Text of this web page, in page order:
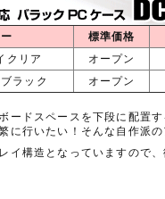
標準価格
クリア オープン
ラック オープン
ードスペースを下段に配置
に行いたい！そんな自作派の
イ構造となっていますので